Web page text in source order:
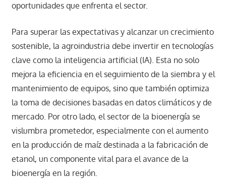
oportunidades que enfrenta el sector.
Para superar las expectativas y alcanzar un crecimiento
sostenible, la agroindustria debe invertir en tecnologías
clave como la inteligencia artificial (IA). Esta no solo
mejora la eficiencia en el seguimiento de la siembra y el
mantenimiento de equipos, sino que también optimiza
la toma de decisiones basadas en datos climáticos y de
mercado. Por otro lado, el sector de la bioenergía se
vislumbra prometedor, especialmente con el aumento
en la producción de maíz destinada a la fabricación de
etanol, un componente vital para el avance de la
bioenergía en la región.